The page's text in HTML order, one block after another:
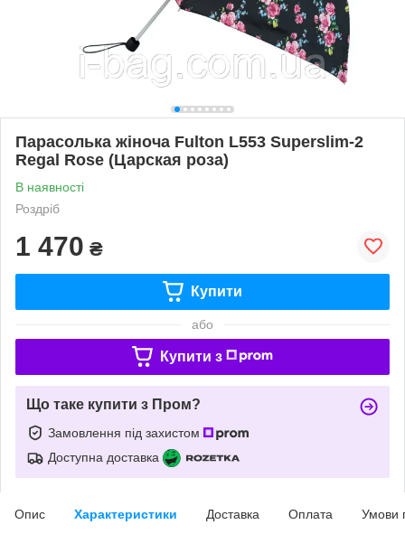
Парасолька жіноча Fulton L553 Superslim-2
Regal Rose (Царская роза)
В наявності
Роздріб
1 470 ₴
Купити
або
Купити з
Що таке купити з Пром?
Замовлення під захистом
Доступна доставка
Опис Характеристики Доставка Оплата Умови